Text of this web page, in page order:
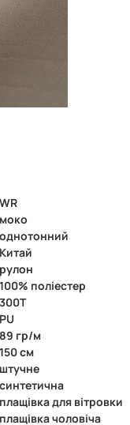
WR
моко
однотонний
Китай
рулон
100% поліестер
300Т
PU
89 гр/м
150 см
штучне
синтетична
плащівка для вітровки
плащівка чоловіча